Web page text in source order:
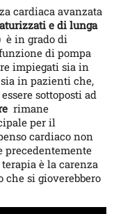
cardiaca avanzata
e di lunga
è in grado di
di pompa
impiegati sia in
in pazienti che,
sottoposti ad
rimane
per il
cardiaco non
precedentemente
è la carenza
che si gioverebbero